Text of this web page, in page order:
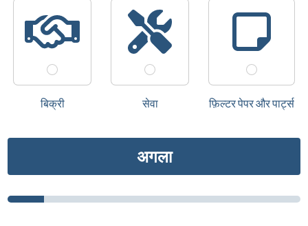
बिक्री सेवा फ़िल्टर पेपर और पार्ट्स
अगला